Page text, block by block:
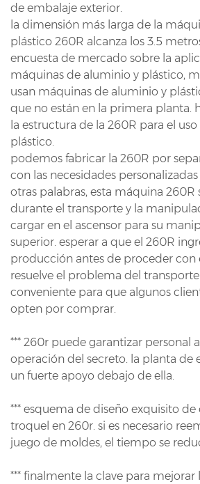
de embalaje exterior.
la dimensión más larga de la
plástico 260R alcanza los 3.5
encuesta de mercado sobre la
máquinas de aluminio y plástico,
usan máquinas de aluminio y
que no están en la primera planta.
la estructura de la 260R para el
plástico.
podemos fabricar la 260R por
con las necesidades
otras palabras, esta máquina 260R
durante el transporte y la
cargar en el ascensor para su
superior. esperar a que el 260R
producción antes de proceder con
resuelve el problema del
conveniente para que algunos
opten por comprar.
*** 260r puede garantizar personal
operación del secreto. la planta de
un fuerte apoyo debajo de ella.
*** esquema de diseño exquisito
troquel en 260r. si es necesario
juego de moldes, el tiempo se
*** finalmente la clave para mejorar